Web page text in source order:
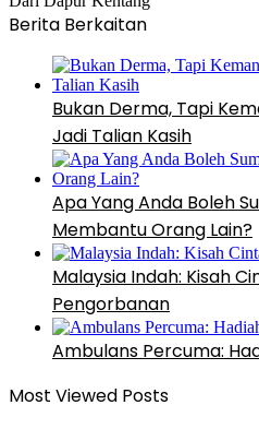
Berita Berkaitan
Bukan Derma, Tapi
Jadi Talian Kasih
Apa Yang Anda Boleh
Membantu Orang Lain?
Malaysia Indah: Kisah
Pengorbanan
Ambulans Percuma:
Most Viewed Posts